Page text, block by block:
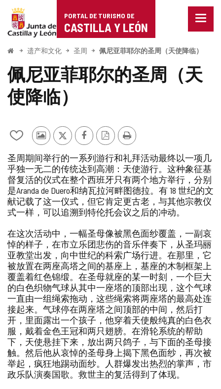
Portal
de
Turismo
de
Castilla
León
PORTAL DE TURISMO DE
CASTILLA Y LEÓN
菜
显
示
开
遗产和文化 圣周 佩尼亚菲耶尔的圣周（天使降临）
佩尼亚菲耶尔的圣周（天
使降临）
从
的
笔
记
本
中
添
加/
删
除
其
游
客
的
照
片
推
Facebook
PDF
本
打
圣周期间举行的一系列游行和礼拜活动最终以一项几
乎独一无二的传统达到高潮：天使游行。这种象征基
督复活的仪式在整个西班牙只有两个地方举行，分别
是Aranda de Duero和纳瓦拉河畔图德拉。有 18 世纪的文
献记载了这一仪式，但它肯定更古老，与其他宗教仪
式一样，可以追溯到特伦托会议之后的冲动。
在这次活动中，一幅圣母像被黑色面纱覆盖，一副哀
悼的样子，在市立乐团悲伤的音乐伴奏下，从圣玛丽
亚教堂出发，向中世纪的科索广场行进。在那里，它
被放置在两座高塔之间的基座上，基座的木制框架上
覆盖着红色锦缎。在圣母就座的某一时刻，一个巨大
的白色织物气球从其中一座塔的顶部出现，这个气球
一直由一组绳索拖动，这些绳索将两座塔的最高处连
接起来。气球停在两座塔之间顶部的中间，然后打
开，里面露出一个孩子，他穿着天使般纯真的白色衣
服，戴着金色王冠和两只翅膀。在滑轮系统的帮助
下，天使悬挂下来，放出两只鸽子，与下面的圣母接
触。然后他从哀悼的圣母身上揭下黑色面纱，再次被
举起，疯狂地踢动面纱。人群爆发出热烈的掌声，市
政乐队演奏国歌。救世主的复活得到了体现。